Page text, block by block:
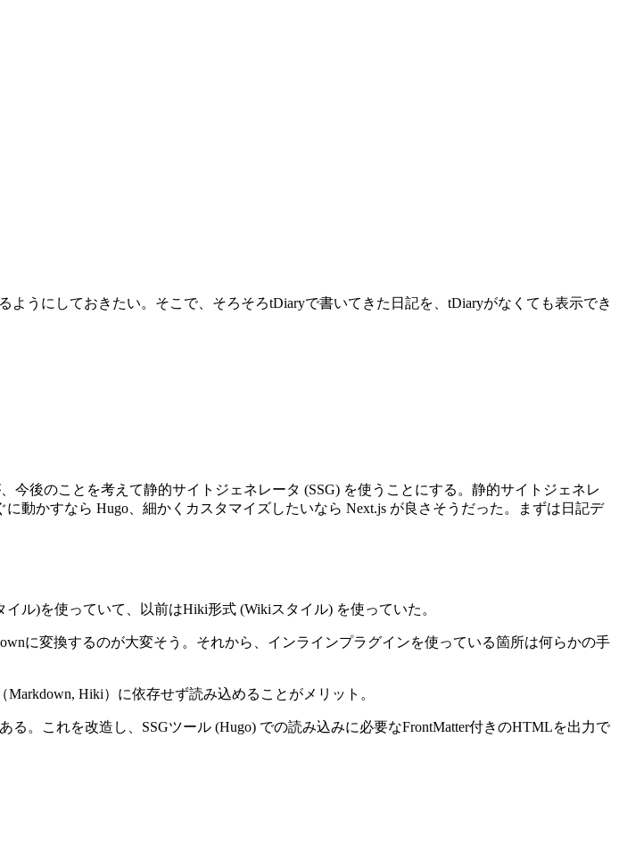
うにしておきたい。そこで、そろそろtDiaryで書いてきた日記を、tDiaryがなくても表示でき
後のことを考えて静的サイトジェネレータ (SSG) を使うことにする。静的サイトジェネレ
動かすなら Hugo、細かくカスタマイズしたいなら Next.js が良さそうだった。まずは日記デ
ル)を使っていて、以前はHiki形式 (Wikiスタイル) を使っていた。
に変換するのが大変そう。それから、インラインプラグインを使っている箇所は何らかの手
Hiki）に依存せず読み込めることがメリット。
る。これを改造し、SSGツール (Hugo) での読み込みに必要なFrontMatter付きのHTMLを出力で